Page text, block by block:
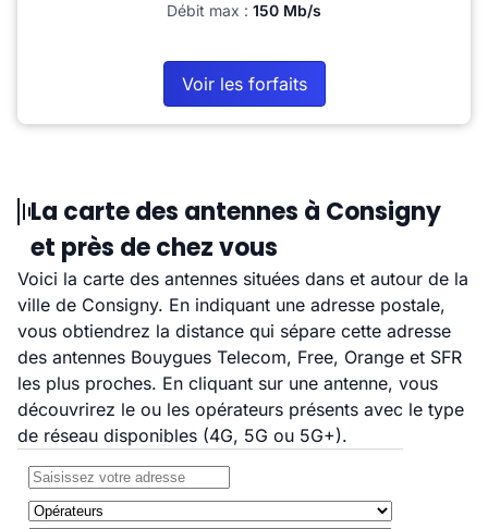
Débit max : 150 Mb/s
Voir les forfaits
La carte des antennes à Consigny
et près de chez vous
Voici la carte des antennes situées dans et autour de la
ville de Consigny. En indiquant une adresse postale,
vous obtiendrez la distance qui sépare cette adresse
des antennes Bouygues Telecom, Free, Orange et SFR
les plus proches. En cliquant sur une antenne, vous
découvrirez le ou les opérateurs présents avec le type
de réseau disponibles (4G, 5G ou 5G+).